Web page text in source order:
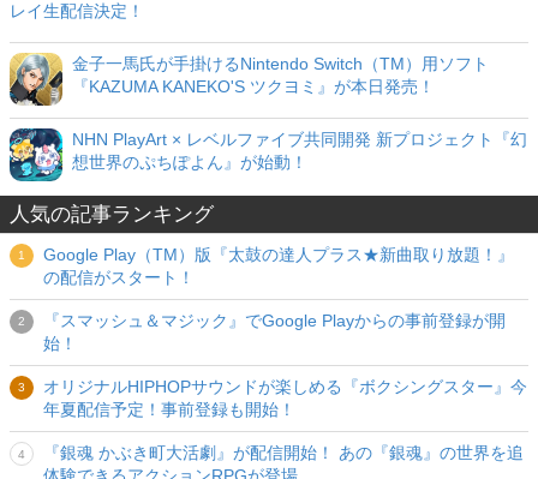
レイ生配信決定！
金子一馬氏が手掛けるNintendo Switch（TM）用ソフト
『KAZUMA KANEKO'S ツクヨミ』が本日発売！
NHN PlayArt × レベルファイブ共同開発 新プロジェクト『幻
想世界のぷちぽよん』が始動！
人気の記事ランキング
Google Play（TM）版『太鼓の達人プラス★新曲取り放題！』
の配信がスタート！
『スマッシュ＆マジック』でGoogle Playからの事前登録が開
始！
オリジナルHIPHOPサウンドが楽しめる『ボクシングスター』今
年夏配信予定！事前登録も開始！
『銀魂 かぶき町大活劇』が配信開始！ あの『銀魂』の世界を追